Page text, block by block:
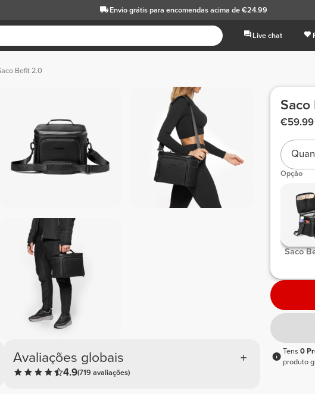
Envio grátispara encomendas acima de €24.99
Live chat
Befit 2.0
Avaliações globais
4.9(719 avaliações)
€59.99
Opção
Saco
Tens0
produto